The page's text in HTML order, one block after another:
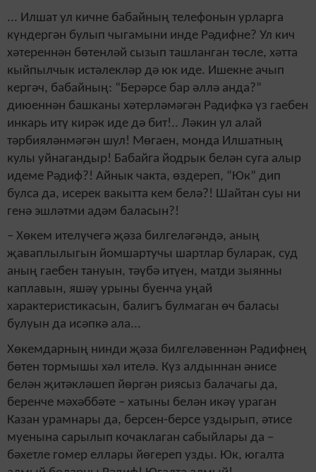
... Илшат ул кичне бабайның телефонын урларга
күндергән булып чыгамыни инде Рәдифне? Ул кич
хәтереннән бөтенләй сызып ташланган төсле, хәтта
кыйпылчык истәлекләр дә юк иде. Ишекне ачып
кергәч, бабайның: “Берәрсе бар әллә анда?”
диюеннән башканы хәтерләмәгән Рәдифкә үз гаебен
инкарь итү кирәк иде дә бит!.. Ләкин ул алай
тәрбияләнмәгән шул! Мөгаен, монда Илшатның
кулы уйнагандыр! Бабайга йодрык белән суга алыр
идеме Рәдиф?! Айнык чакта, өздереп, “Юк” дип
булса да, исерек вакытта кем белә?! Шайтан суы ни
генә эшләтми адәм баласын?!
– Хөкем ителүчегә җәза билгеләгәндә, аның
җаваплылыгын йомшартучы шартлар буларак, суд
аның гаебен тануын, тәүбә итүен, матди зыянны
каплавын, яшәү урыны буенча уңай
характеристикасын, балигъ булмаган өч баласы
булуын да исәпкә ала...
Хөкемдарның нинди җәза билгеләвеннән Рәдифнең
бөтен тормышы хәл ителә. Күз алдыннан әнисе
белән җитәкләшеп йөргән риясыз балачагы да,
беренче мәхәббәте – хатыны белән икәү ураган
Казан урамнары да, берсен-берсе уздырып, әтисе
муенына сарылып кочаклаган сабыйлары да –
бәхетле гомер еллары йөгереп узды. Юк, югалта